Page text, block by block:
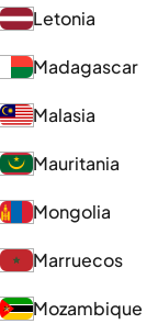
Letonia
Madagascar
Malasia
Mauritania
Mongolia
Marruecos
Mozambique